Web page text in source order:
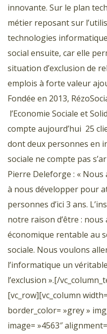
innovante. Sur le plan
métier reposant sur
technologies
social ensuite, car elle
situation d’exclusion de
emplois à forte valeur
Fondée en 2013,
l’Economie Sociale et
compte aujourd’hui 25
dont deux personnes en
sociale ne compte pas
Pierre Deleforge : «
à nous développer pour
personnes d’ici 3 ans.
notre raison d’être :
économique rentable au
sociale. Nous voulons
l’informatique un
l’exclusion ».[/
[vc_row][vc_column
border_color= »grey »
image= »4563″